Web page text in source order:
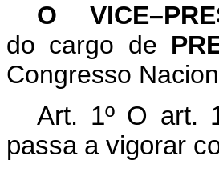
O
do cargo de
Congresso
Art. 1º O art.
passa a vigorar